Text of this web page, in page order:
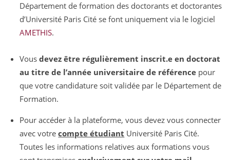
Département de formation des doctorants et doctorantes
d’Université Paris Cité se font uniquement via le logiciel
AMETHIS.
Vousdevez être régulièrement inscrit.e en doctorat
au titre de l’année universitaire de référence pour
que votre candidature soit validée par le Département de
Formation.
Pour accéder à la plateforme, vous devez vous connecter
avec votrecompte étudiant Université Paris Cité.
Toutes les informations relatives aux formations vous